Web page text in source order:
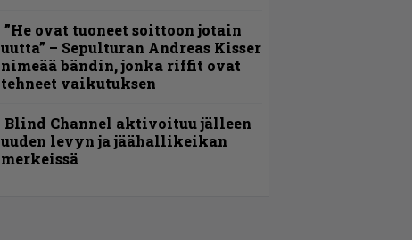
”He ovat tuoneet soittoon jotain
uutta” – Sepulturan Andreas Kisser
nimeää bändin, jonka riffit ovat
tehneet vaikutuksen
Blind Channel aktivoituu jälleen
uuden levyn ja jäähallikeikan
merkeissä